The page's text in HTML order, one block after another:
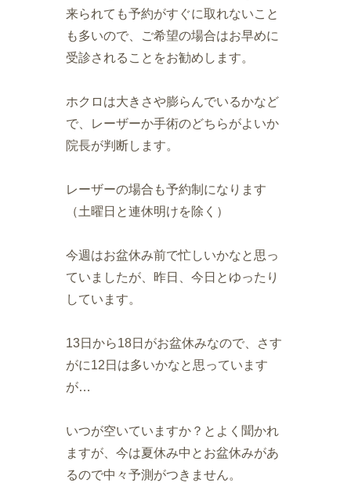
来られても予約がすぐに取れないこと
も多いので、ご希望の場合はお早めに
受診されることをお勧めします。
ホクロは大きさや膨らんでいるかなど
で、レーザーか手術のどちらがよいか
院長が判断します。
レーザーの場合も予約制になります
（土曜日と連休明けを除く）
今週はお盆休み前で忙しいかなと思っ
ていましたが、昨日、今日とゆったり
しています。
13日から18日がお盆休みなので、さす
がに12日は多いかなと思っています
が…
いつが空いていますか？とよく聞かれ
ますが、今は夏休み中とお盆休みがあ
るので中々予測がつきません。